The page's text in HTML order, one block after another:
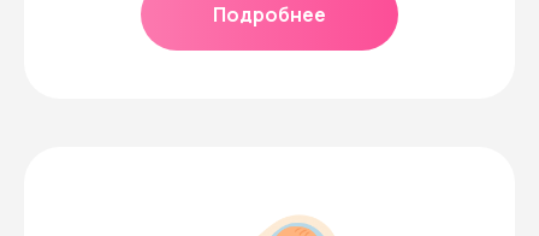
Подробнее